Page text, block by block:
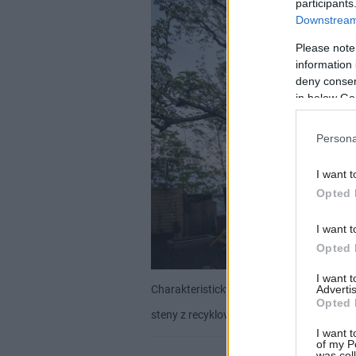
Please
information
deny
in below
I want
Opted
I want
Opted
I want
Opted
I want
of my
Charakteristickým úsporným, ale
steny z recyklovaných okien, uložené na